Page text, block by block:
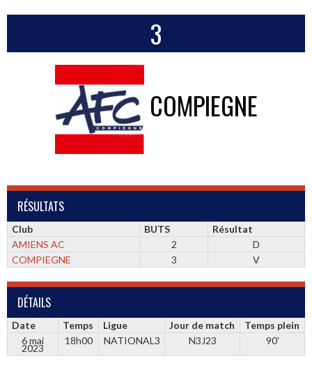
3
COMPIEGNE
RÉSULTATS
Club BUTS
Résultat
AMIENS AC
2
D
COMPIEGNE
3 V
DÉTAILS
Date Temps Ligue Jour de match
Temps plein
6 mai
2023
18h00 NATIONAL3 N3J23 90'